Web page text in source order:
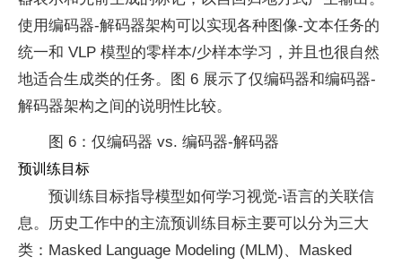
使用编码器-解码器架构可以实现各种图像-文本任务的
统一和 VLP 模型的零样本/少样本学习，并且也很自然
地适合生成类的任务。图 6 展示了仅编码器和编码器-
解码器架构之间的说明性比较。
图 6：仅编码器 vs. 编码器-解码器
预训练目标
预训练目标指导模型如何学习视觉-语言的关联信
息。历史工作中的主流预训练目标主要可以分为三大
类：Masked Language Modeling (MLM)、Masked